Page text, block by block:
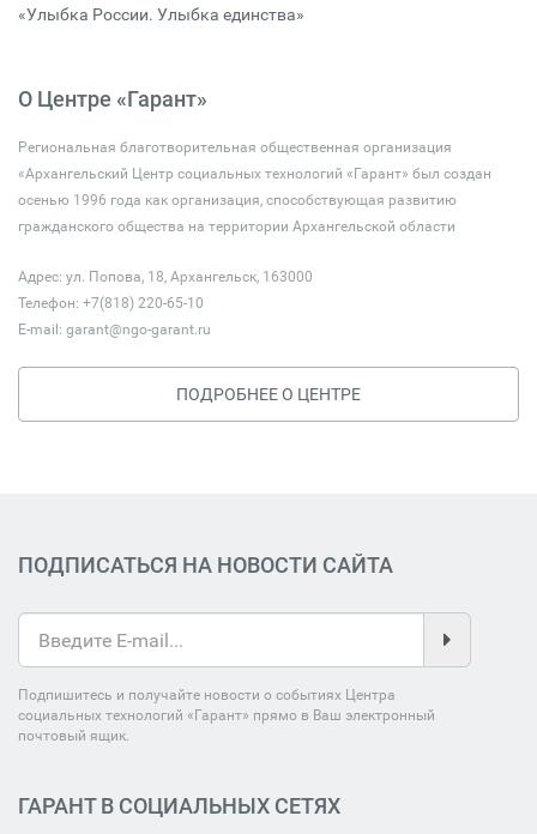
«Улыбка России. Улыбка единства»
О Центре «Гарант»
Региональная благотворительная общественная организация
«Архангельский Центр социальных технологий «Гарант» был создан
осенью 1996 года как организация, способствующая развитию
гражданского общества на территории Архангельской области
Адрес: ул. Попова, 18, Архангельск, 163000
Телефон: +7(818) 220-65-10
E-mail: garant@ngo-garant.ru
ПОДРОБНЕЕ О ЦЕНТРЕ
ПОДПИСАТЬСЯ НА НОВОСТИ САЙТА
Подпишитесь и получайте новости о событиях Центра
социальных технологий «Гарант» прямо в Ваш электронный
почтовый ящик.
ГАРАНТ В СОЦИАЛЬНЫХ СЕТЯХ